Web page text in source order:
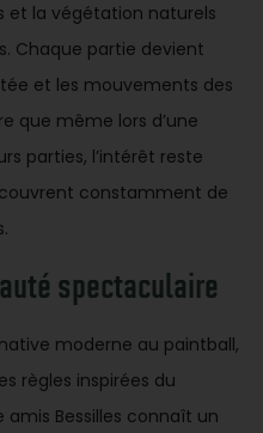
et la végétation naturels
Chaque partie devient
et les mouvements des
que même lors d’une
parties, l’intérêt reste
constamment de
spectaculaire
moderne au paintball,
règles inspirées du
Bessilles connaît un